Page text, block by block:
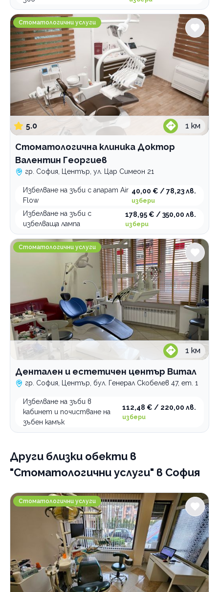
Стоматологична клиника Доктор Валентин
Стоматологични услуги
5.0 1 км
Стоматологична клиника Доктор
Валентин Георгиев
гр. София, Център, ул. Цар Симеон 21
Избелване на зъби с апарат Air
Flow
40,00 € / 78,23 лв.
избери
Избелване на зъби с
избелваща лампа
178,95 € / 350,00 лв.
избери
Дентален и естетичен център Витал
Стоматологични услуги
1 км
Дентален и естетичен център Витал
гр. София, Център, бул. Генерал Скобелев 47, ет. 1
Избелване на зъби в
кабинет и почистване на
зъбен камък
112,48 € / 220,00 лв.
избери
Други близки обекти в
"Стоматологични услуги" в София
Dental clinic Jolydent
Стоматологични услуги